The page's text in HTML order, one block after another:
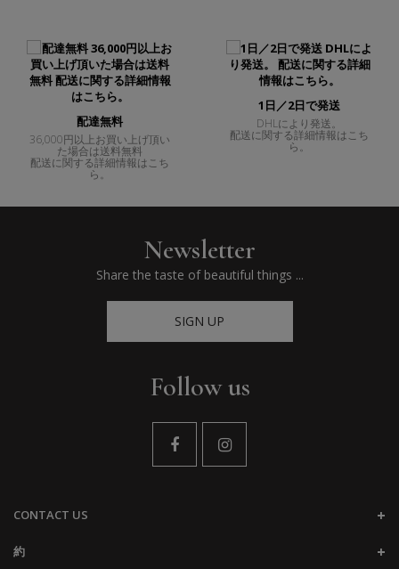
配達無料
36,000円以上お買い上げ頂い
た場合は送料無料
配送に関する詳細情報はこち
ら。
1日／2日で発送
DHLにより発送。
配送に関する詳細情報はこち
ら。
Newsletter
Share the taste of beautiful things ...
SIGN UP
Follow us
CONTACT US
約